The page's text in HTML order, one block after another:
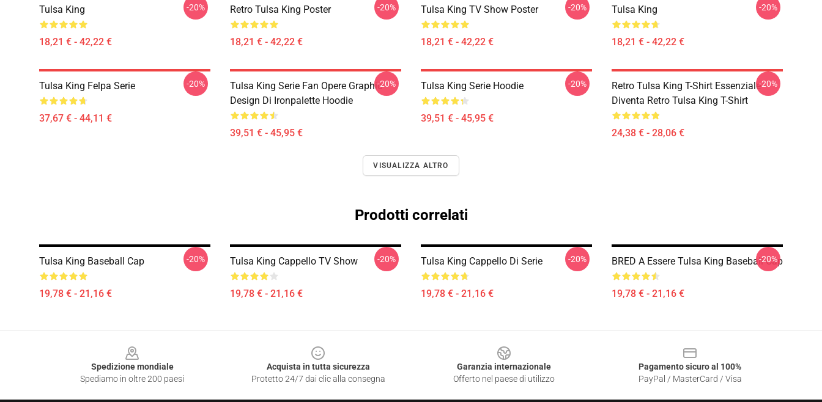
Tulsa King
18,21 € - 42,22 €
-20% Retro Tulsa King Poster
18,21 € - 42,22 €
-20% Tulsa King TV Show Poster
18,21 € - 42,22 €
-20% Tulsa King
18,21 € - 42,22 €
-20%
Tulsa King Felpa Serie
37,67 € - 44,11 €
-20%
Tulsa King Serie Fan Opere Graphic
Design Di Ironpalette Hoodie
39,51 € - 45,95 €
-20% Tulsa King Serie Hoodie
39,51 € - 45,95 €
-20%
Retro Tulsa King T-Shirt Essenziale
Diventa Retro Tulsa King T-Shirt
24,38 € - 28,06 €
-20%
VISUALIZZA ALTRO
Prodotti correlati
Tulsa King Baseball Cap
19,78 € - 21,16 €
-20% Tulsa King Cappello TV Show
19,78 € - 21,16 €
-20% Tulsa King Cappello Di Serie
19,78 € - 21,16 €
-20% BRED A Essere Tulsa King Baseball Cap
19,78 € - 21,16 €
-20%
Spedizione mondiale
Spediamo in oltre 200 paesi
Acquista in tutta sicurezza
Protetto 24/7 dai clic alla consegna
Garanzia internazionale
Offerto nel paese di utilizzo
Pagamento sicuro al 100%
PayPal / MasterCard / Visa